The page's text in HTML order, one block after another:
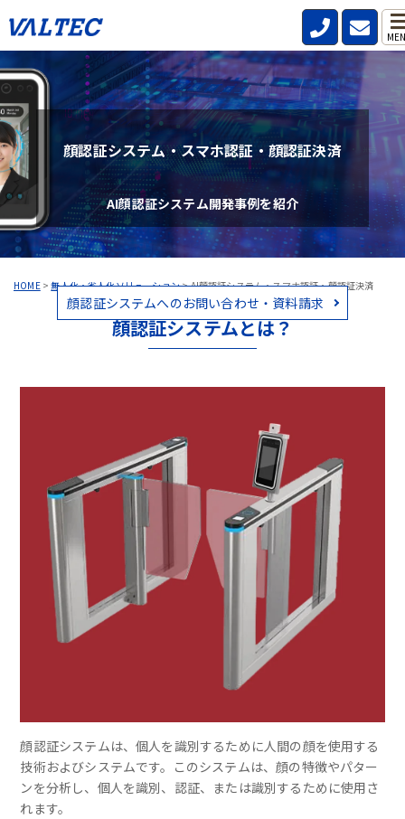
HOME>無人化・省人化ソリューション>AI顔認証システム・スマホ認証・顔認証決済
顔認証システム・スマホ認証・顔認証決済
AI顔認証システム開発事例を紹介
顔認証システムへのお問い合わせ・資料請求
顔認証システムとは？
顔認証システムは、個人を識別するために人間の顔を使用する
技術およびシステムです。このシステムは、顔の特徴やパター
ンを分析し、個人を識別、認証、または識別するために使用さ
れます。